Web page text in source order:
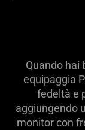
Quando hai
equipaggia
fedeltà e
aggiungendo
monitor con